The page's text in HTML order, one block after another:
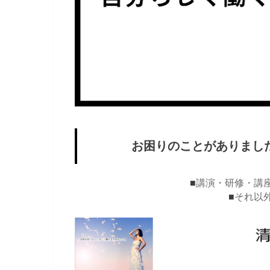
お困りのことがありまし
■講演・研修・講
■それ以